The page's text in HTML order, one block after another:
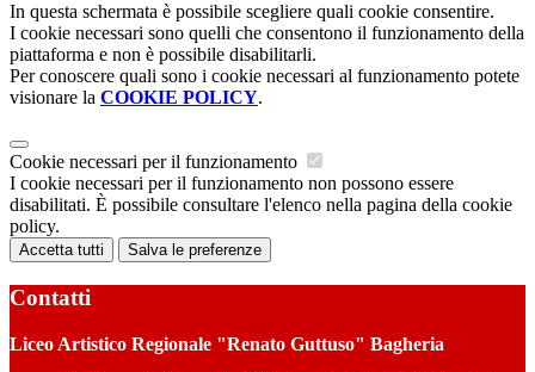
In questa schermata è possibile scegliere quali cookie consentire.
I cookie necessari sono quelli che consentono il funzionamento della
piattaforma e non è possibile disabilitarli.
Per conoscere quali sono i cookie necessari al funzionamento potete
visionare la COOKIE POLICY.
Cookie necessari per il funzionamento
I cookie necessari per il funzionamento non possono essere
disabilitati. È possibile consultare l'elenco nella pagina della cookie
policy.
Accetta tutti Salva le preferenze
Contatti
Liceo Artistico Regionale "Renato Guttuso" Bagheria